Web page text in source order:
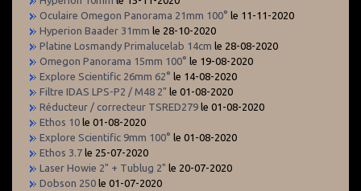
Oculaire Omegon Panorama 21mm 100° le 11-11-2020
Hyperion Baader 31mm le 28-10-2020
Platine Losmandy Primalucelab 14cm le 28-08-2020
Omegon Panorama 15mm 100° le 19-08-2020
Explore Scientific 26mm 62° le 14-08-2020
Filtre IDAS LPS-P2 / M48 2" le 01-08-2020
Réducteur / correcteur TSRED279 le 01-08-2020
Ethos 10 le 01-08-2020
Explore Scientific 9mm 100° le 01-08-2020
Ethos 3.7 le 25-07-2020
Laser Howie 2" + Tublug 2" le 20-07-2020
Dobson 250 le 01-07-2020